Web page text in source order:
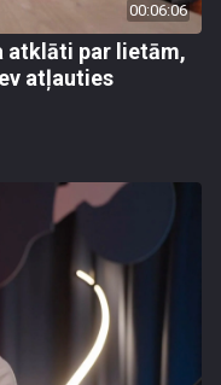
00:06:06
atklāti par lietām,
atļauties